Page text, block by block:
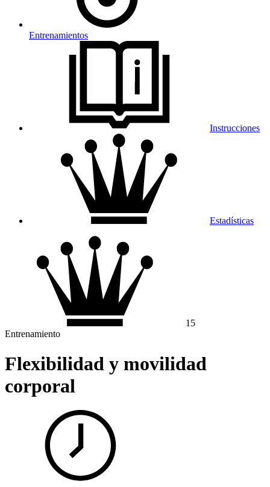
Entrenamientos
Instrucciones
Estadísticas
15
Entrenamiento
Flexibilidad y movilidad
corporal